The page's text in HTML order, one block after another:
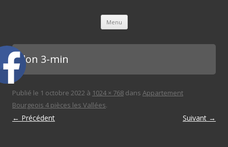
Menu Aller au contenu principal
salon 3-min
Publié le 1 octobre 2022 à 1024 × 768 dans Appartement
Bourgeois 4 pièces les Vallées.
← Précédent Suivant →